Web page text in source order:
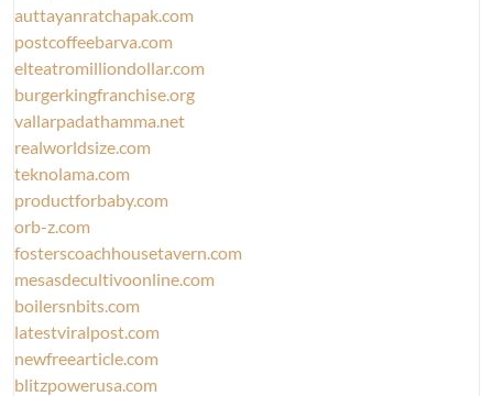
auttayanratchapak.com
postcoffeebarva.com
elteatromilliondollar.com
burgerkingfranchise.org
vallarpadathamma.net
realworldsize.com
teknolama.com
productforbaby.com
orb-z.com
fosterscoachhousetavern.com
mesasdecultivoonline.com
boilersnbits.com
latestviralpost.com
newfreearticle.com
blitzpowerusa.com